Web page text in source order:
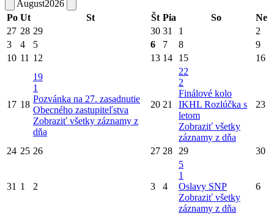
August2026
Po Ut St Št Pia So
Ne
27 28 29 30 31 1
2
3
4 5 6 7 8
9
10 11 12 13 14 15 16
17 18
19
1
Pozvánka na 27. zasadnutie
Obecného zastupiteľstva
Zobraziť všetky záznamy z
dňa
20 21
22
2
Finálové kolo
IKHL Rozlúčka s
letom
Zobraziť všetky
záznamy z dňa
23
24 25 26 27 28 29 30
31 1 2 3 4
5
1
Oslavy SNP
Zobraziť všetky
záznamy z dňa
6